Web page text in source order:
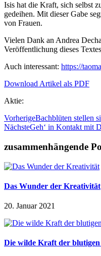
Isis hat die Kraft, sich selbst
gedeihen. Mit dieser Gabe
von Frauen.
Vielen Dank an Andrea
Veröffentlichung dieses
Auch interessant: https://
Download Artikel als PDF
Aktie:
VorherigeBachblüten stellen
NächsteGeh‘ in Kontakt mit
zusammenhängende
Das Wunder der Kreativität
20. Januar 2021
Die wilde Kraft der